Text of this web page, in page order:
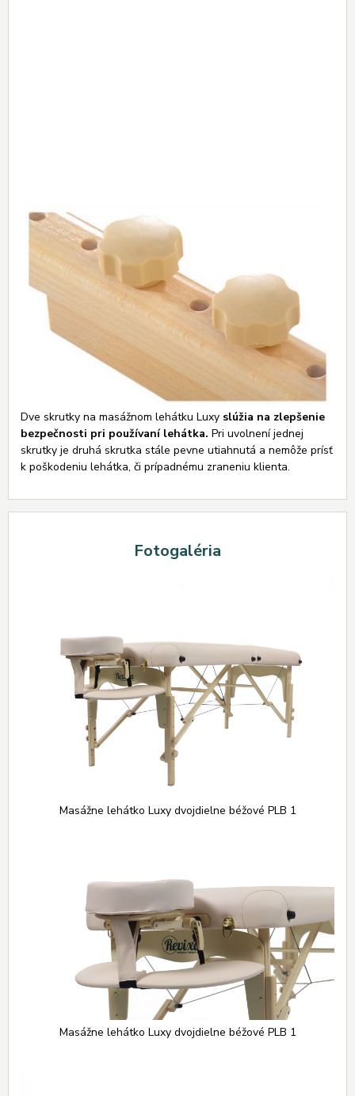
Dve skrutky na masážnom lehátku Luxy slúžia na zlepšenie
bezpečnosti pri používaní lehátka. Pri uvolnení jednej
skrutky je druhá skrutka stále pevne utiahnutá a nemôže prísť
k poškodeniu lehátka, či prípadnému zraneniu klienta.
Fotogaléria
Masážne lehátko Luxy dvojdielne béžové PLB 1
Masážne lehátko Luxy dvojdielne béžové PLB 1